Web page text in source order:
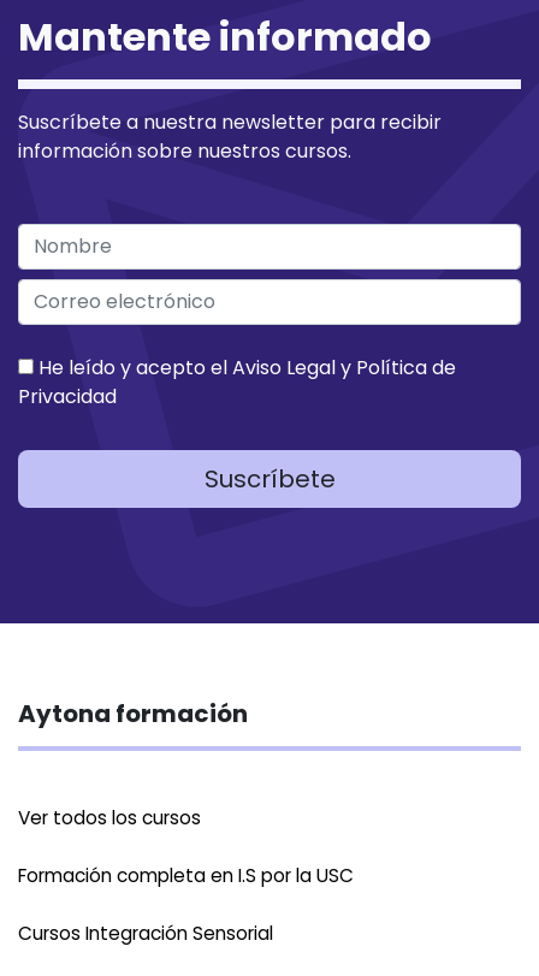
Mantente informado
Suscríbete a nuestra newsletter para recibir
información sobre nuestros cursos.
He leído y acepto elAviso Legaly Política de
Privacidad
Suscríbete
Aytona formación
Ver todos los cursos
Formación completa en I.S por la USC
Cursos Integración Sensorial